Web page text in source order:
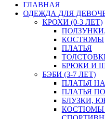
ГЛАВНАЯ
ОДЕЖДА ДЛЯ
КРОХИ (0-3 ЛЕТ)
КОСТЮМЫ
ПЛАТЬЯ
БРЮКИ И
БЭБИ (3-7 ЛЕТ)
ПЛАТЬЯ
ПЛАТЬЯ
БЛУЗКИ,
КОСТЮМЫ